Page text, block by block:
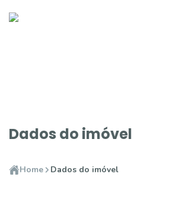
Dados do imóvel
Home Dados do imóvel